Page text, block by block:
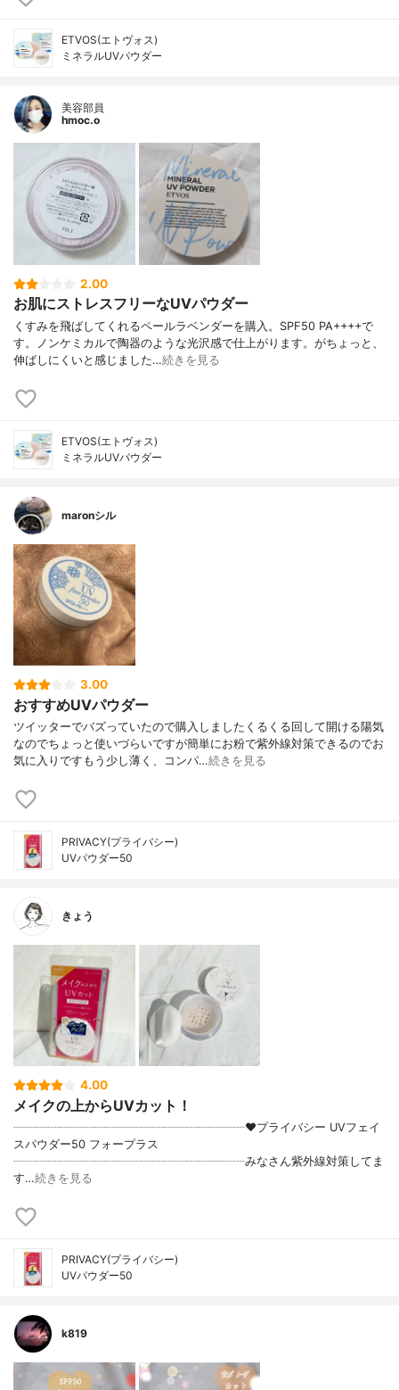
ETVOS(エトヴォス)
ミネラルUVパウダー
美容部員
hmoc.o
2.00
お肌にストレスフリーなUVパウダー
くすみを飛ばしてくれるペールラベンダーを購入。SPF50 PA++++で
す。ノンケミカルで陶器のような光沢感で仕上がります。がちょっと、
伸ばしにくいと感じました…続きを見る
ETVOS(エトヴォス)
ミネラルUVパウダー
maronシル
3.00
おすすめUVパウダー
ツイッターでバズっていたので購入しましたくるくる回して開ける陽気
なのでちょっと使いづらいですが簡単にお粉で紫外線対策できるのでお
気に入りですもう少し薄く、コンパ…続きを見る
PRIVACY(プライバシー)
UVパウダー50
きょう
4.00
メイクの上からUVカット！
┈┈┈┈┈┈┈┈┈┈┈┈┈┈┈┈┈┈┈┈♥プライバシー UVフェイ
スパウダー50 フォープラス
┈┈┈┈┈┈┈┈┈┈┈┈┈┈┈┈┈┈┈┈みなさん紫外線対策してま
す…続きを見る
PRIVACY(プライバシー)
UVパウダー50
k819